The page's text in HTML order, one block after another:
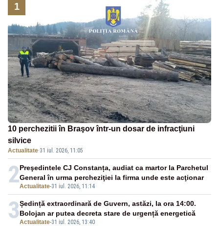
1
10 perchezitii în Braşov într-un dosar de infracţiuni
silvice
Actualitate·31 iul. 2026, 11:05
2Actualitate-31 iul. 2026, 11:14
Preşedintele CJ Constanța, audiat ca martor la Parchetul
General în urma percheziţiei la firma unde este acţionar
3Actualitate-31 iul. 2026, 13:40
Ședință extraordinară de Guvern, astăzi, la ora 14:00.
Bolojan ar putea decreta stare de urgență energetică